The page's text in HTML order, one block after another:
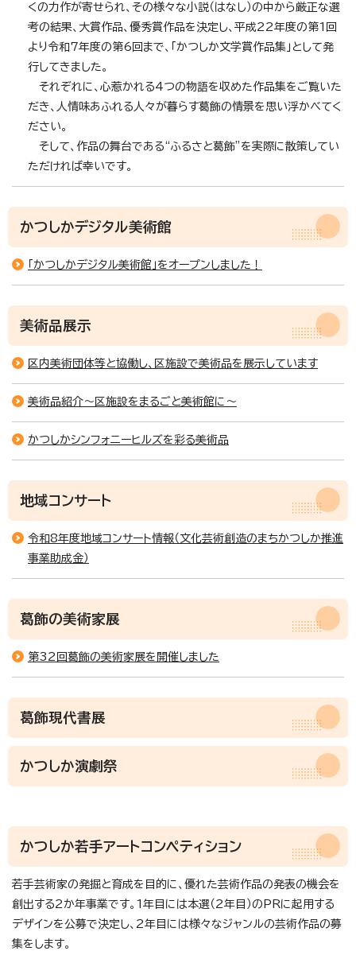
くの力作が寄せられ、その様々な小説（はなし）の中から厳正な選
考の結果、大賞作品、優秀賞作品を決定し、平成22年度の第1回
より令和7年度の第6回まで、「かつしか文学賞作品集」として発
行してきました。
それぞれに、心惹かれる4つの物語を収めた作品集をご覧いた
だき、人情味あふれる人々が暮らす葛飾の情景を思い浮かべてく
ださい。
そして、作品の舞台である“ふるさと葛飾”を実際に散策してい
ただければ幸いです。
かつしかデジタル美術館
「かつしかデジタル美術館」をオープンしました！
美術品展示
区内美術団体等と協働し、区施設で美術品を展示しています
美術品紹介～区施設をまるごと美術館に～
かつしかシンフォニーヒルズを彩る美術品
地域コンサート
令和8年度地域コンサート情報（文化芸術創造のまちかつしか推進
事業助成金）
葛飾の美術家展
第32回葛飾の美術家展を開催しました
葛飾現代書展
かつしか演劇祭
かつしか若手アートコンペティション
若手芸術家の発掘と育成を目的に、優れた芸術作品の発表の機会を
創出する2か年事業です。1年目には本選（2年目）のPRに起用する
デザインを公募で決定し、2年目には様々なジャンルの芸術作品の募
集をします。